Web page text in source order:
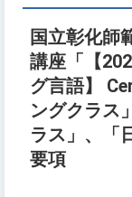
国立彰化師
講座「【
グ言語】
ングクラス
ラス」、「
要項